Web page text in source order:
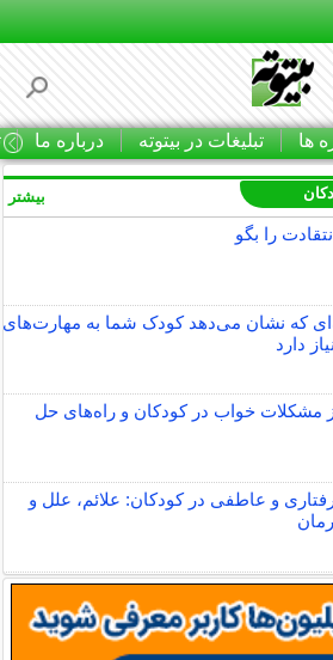
ها تبلیغات در بیتوته درباره ما
را بگو
که نشان می‌دهد کودک شما به مهارت‌های
دارد
مشکلات خواب در کودکان و راه‌های حل
رفتاری و عاطفی در کودکان: علائم، علل و
بیشتر